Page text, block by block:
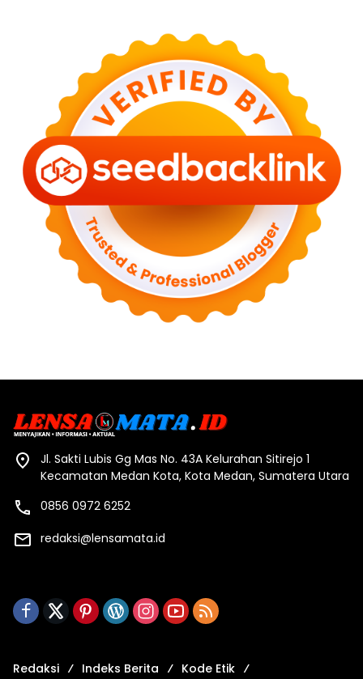
Jl. Sakti Lubis Gg Mas No. 43A Kelurahan Sitirejo 1
Kecamatan Medan Kota, Kota Medan, Sumatera Utara
0856 0972 6252
redaksi@lensamata.id
Redaksi Indeks Berita Kode Etik